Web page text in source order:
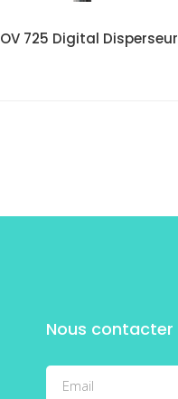
OV 725 Digital Disperseur
Nous contacter